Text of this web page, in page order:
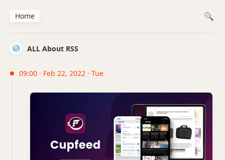
ALL About RSS
09:00 · Feb 22, 2022 · Tue
Home